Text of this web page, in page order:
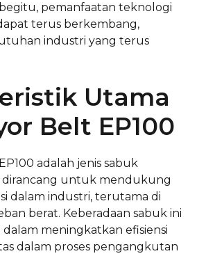
pemanfaatan teknologi
terus berkembang,
industri yang terus
Utama
Belt EP100
adalah jenis sabuk
dirancang untuk mendukung
dalam industri, terutama di
berat. Keberadaan sabuk ini
meningkatkan efisiensi
dalam proses pengangkutan